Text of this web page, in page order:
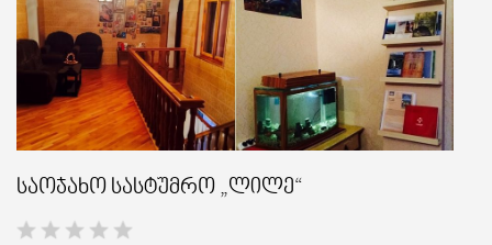
საოჯახო სასტუმრო „ლილე“